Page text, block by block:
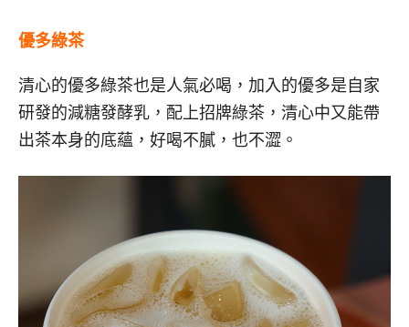
優多綠茶
清心的優多綠茶也是人氣必喝，加入的優多是自家
研發的減糖發酵乳，配上招牌綠茶，清心中又能帶
出茶本身的底蘊，好喝不膩，也不澀。